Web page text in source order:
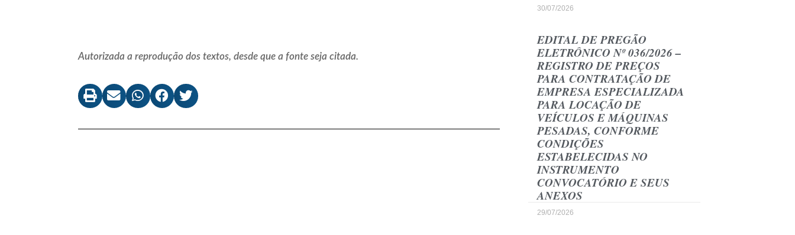
Autorizada a reprodução dos textos, desde que a fonte seja citada.
30/07/2026
EDITAL DE PREGÃO
ELETRÔNICO Nº 036/2026 –
REGISTRO DE PREÇOS
PARA CONTRATAÇÃO DE
EMPRESA ESPECIALIZADA
PARA LOCAÇÃO DE
VEÍCULOS E MÁQUINAS
PESADAS, CONFORME
CONDIÇÕES
ESTABELECIDAS NO
INSTRUMENTO
CONVOCATÓRIO E SEUS
ANEXOS
29/07/2026